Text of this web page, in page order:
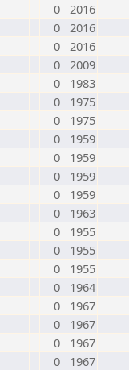
0 2016
0 2016
0 2016
0 2009
0
1983
0
1975
0
1975
0
1959
0
1959
0
1959
0
1959
0
1963
0
1955
0
1955
0
1955
0
1964
0
1967
0
1967
0
1967
0
1967